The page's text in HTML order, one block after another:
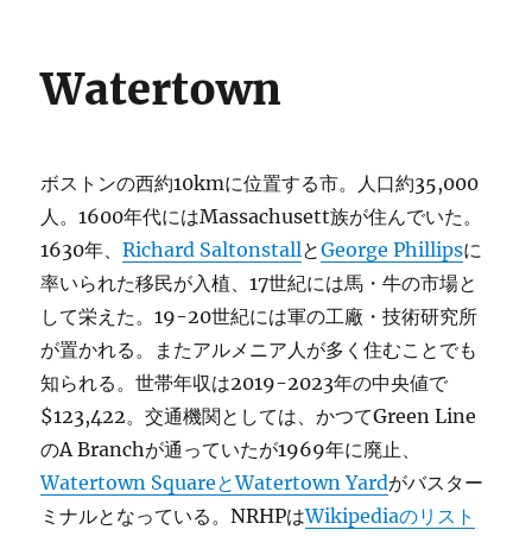
Watertown
ボストンの西約10kmに位置する市。人口約35,000
人。1600年代にはMassachusett族が住んでいた。
1630年、Richard SaltonstallとGeorge Phillipsに
率いられた移民が入植、17世紀には馬・牛の市場と
して栄えた。19-20世紀には軍の工廠・技術研究所
が置かれる。またアルメニア人が多く住むことでも
知られる。世帯年収は2019-2023年の中央値で
$123,422。交通機関としては、かつてGreen Line
のA Branchが通っていたが1969年に廃止、
Watertown SquareとWatertown Yardがバスター
ミナルとなっている。NRHPはWikipediaのリスト